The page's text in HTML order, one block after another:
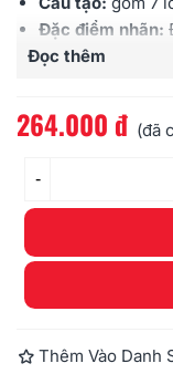
Đặc điểm nhãn:
Chịu được hóa
Sử dụng cho:
Đọc thêm
264.000 đ (đã
-
Thêm Vào Danh